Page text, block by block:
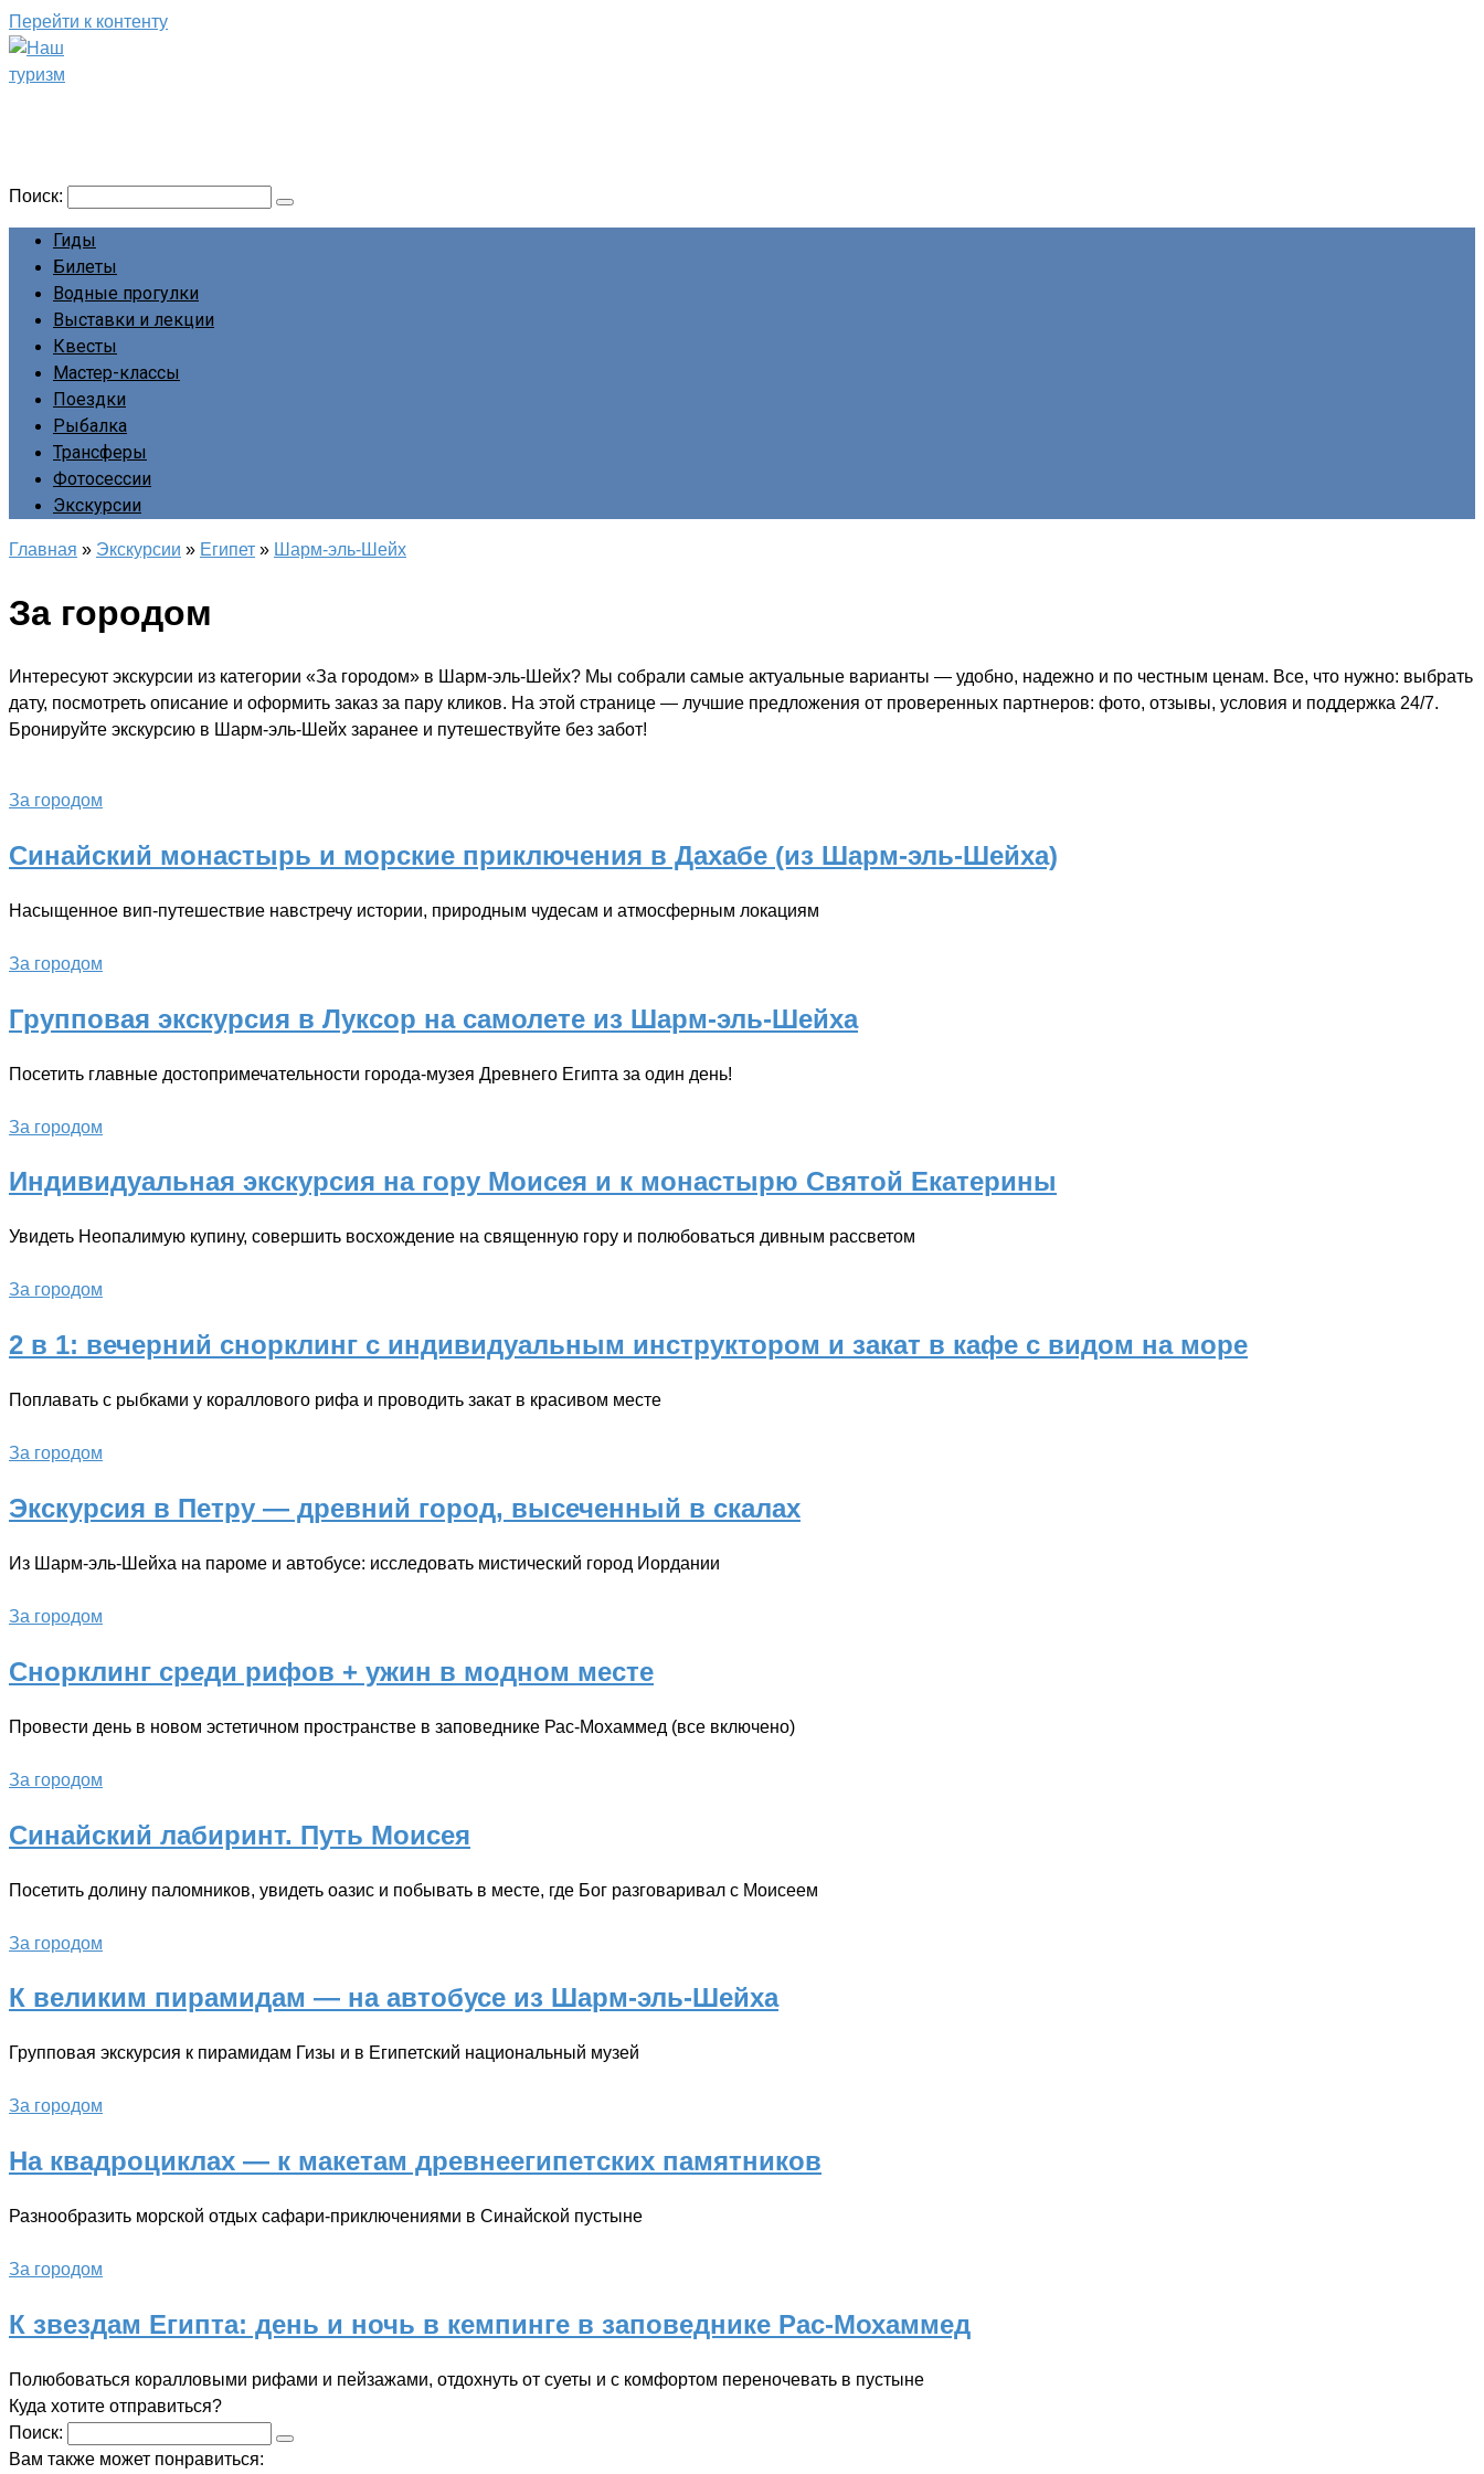
Перейти к контенту
Поиск:
Гиды
Билеты
Водные прогулки
Выставки и лекции
Квесты
Мастер-классы
Поездки
Рыбалка
Трансферы
Фотосессии
Экскурсии
Главная » Экскурсии » Египет » Шарм-эль-Шейх
За городом
Интересуют экскурсии из категории «За городом» в Шарм-эль-Шейх? Мы собрали самые актуальные варианты — удобно, надежно и по честным ценам. Все, что нужно: выбрать
дату, посмотреть описание и оформить заказ за пару кликов. На этой странице — лучшие предложения от проверенных партнеров: фото, отзывы, условия и поддержка 24/7.
Бронируйте экскурсию в Шарм-эль-Шейх заранее и путешествуйте без забот!
За городом
Синайский монастырь и морские приключения в Дахабе (из Шарм-эль-Шейха)
Насыщенное вип-путешествие навстречу истории, природным чудесам и атмосферным локациям
За городом
Групповая экскурсия в Луксор на самолете из Шарм-эль-Шейха
Посетить главные достопримечательности города-музея Древнего Египта за один день!
За городом
Индивидуальная экскурсия на гору Моисея и к монастырю Святой Екатерины
Увидеть Неопалимую купину, совершить восхождение на священную гору и полюбоваться дивным рассветом
За городом
2 в 1: вечерний снорклинг с индивидуальным инструктором и закат в кафе с видом на море
Поплавать с рыбками у кораллового рифа и проводить закат в красивом месте
За городом
Экскурсия в Петру — древний город, высеченный в скалах
Из Шарм-эль-Шейха на пароме и автобусе: исследовать мистический город Иордании
За городом
Снорклинг среди рифов + ужин в модном месте
Провести день в новом эстетичном пространстве в заповеднике Рас-Мохаммед (все включено)
За городом
Синайский лабиринт. Путь Моисея
Посетить долину паломников, увидеть оазис и побывать в месте, где Бог разговаривал с Моисеем
За городом
К великим пирамидам — на автобусе из Шарм-эль-Шейха
Групповая экскурсия к пирамидам Гизы и в Египетский национальный музей
За городом
На квадроциклах — к макетам древнеегипетских памятников
Разнообразить морской отдых сафари-приключениями в Синайской пустыне
За городом
К звездам Египта: день и ночь в кемпинге в заповеднике Рас-Мохаммед
Полюбоваться коралловыми рифами и пейзажами, отдохнуть от суеты и с комфортом переночевать в пустыне
Куда хотите отправиться?
Поиск:
Вам также может понравиться: